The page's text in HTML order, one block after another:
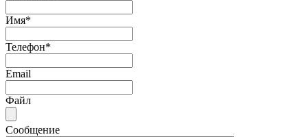
Имя*
Телефон*
Email
Файл
Сообщение